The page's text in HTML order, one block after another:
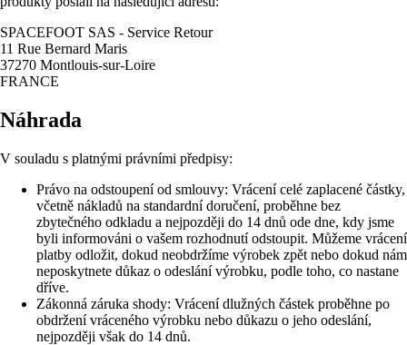
SPACEFOOT SAS - Service Retour
11 Rue Bernard Maris
37270 Montlouis-sur-Loire
FRANCE
Náhrada
V souladu s platnými právními předpisy:
Právo na odstoupení od smlouvy: Vrácení celé zaplacené částky,
včetně nákladů na standardní doručení, proběhne bez
zbytečného odkladu a nejpozději do 14 dnů ode dne, kdy jsme
byli informováni o vašem rozhodnutí odstoupit. Můžeme vrácení
platby odložit, dokud neobdržíme výrobek zpět nebo dokud nám
neposkytnete důkaz o odeslání výrobku, podle toho, co nastane
dříve.
Zákonná záruka shody: Vrácení dlužných částek proběhne po
obdržení vráceného výrobku nebo důkazu o jeho odeslání,
nejpozději však do 14 dnů.